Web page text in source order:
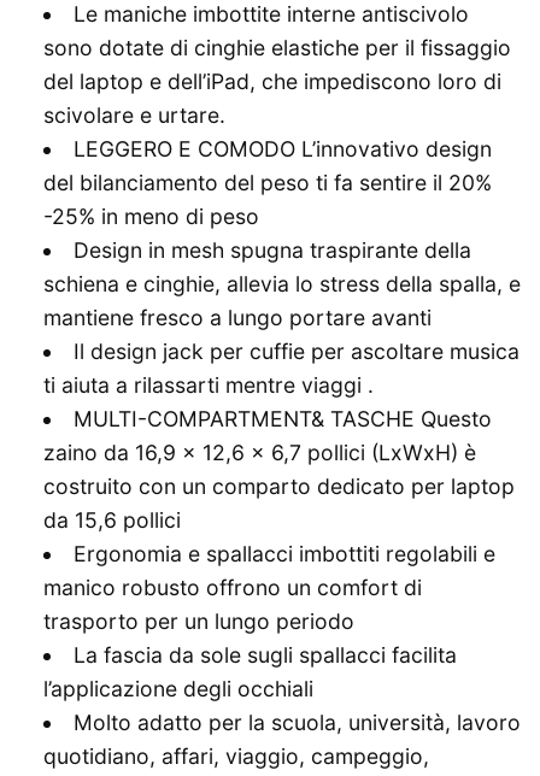
Le maniche imbottite interne antiscivolo
sono dotate di cinghie elastiche per il fissaggio
del laptop e dell’iPad, che impediscono loro di
scivolare e urtare.
LEGGERO E COMODO L’innovativo design
del bilanciamento del peso ti fa sentire il 20%
-25% in meno di peso
Design in mesh spugna traspirante della
schiena e cinghie, allevia lo stress della spalla, e
mantiene fresco a lungo portare avanti
Il design jack per cuffie per ascoltare musica
ti aiuta a rilassarti mentre viaggi .
MULTI-COMPARTMENT& TASCHE Questo
zaino da 16,9 x 12,6 x 6,7 pollici (LxWxH) è
costruito con un comparto dedicato per laptop
da 15,6 pollici
Ergonomia e spallacci imbottiti regolabili e
manico robusto offrono un comfort di
trasporto per un lungo periodo
La fascia da sole sugli spallacci facilita
l’applicazione degli occhiali
Molto adatto per la scuola, università, lavoro
quotidiano, affari, viaggio, campeggio,